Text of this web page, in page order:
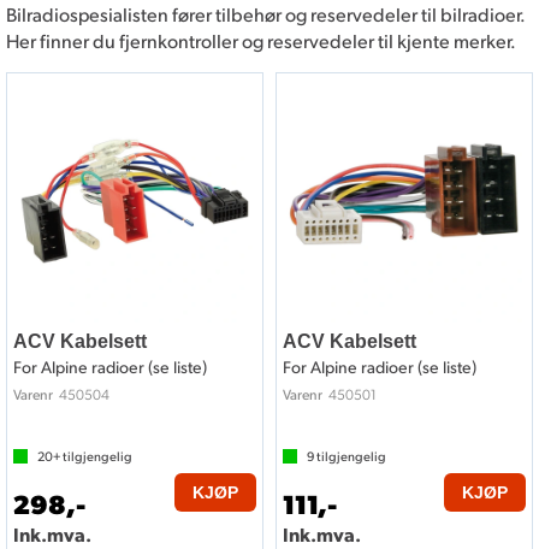
Bilradiospesialisten fører tilbehør og reservedeler til bilradioer.
Her finner du fjernkontroller og reservedeler til kjente merker.
ACV Kabelsett
For Alpine radioer (se liste)
Varenr 450504
20+tilgjengelig
298,-
Ink.mva.
KJØP
ACV Kabelsett
For Alpine radioer (se liste)
Varenr 450501
9tilgjengelig
111,-
Ink.mva.
KJØP